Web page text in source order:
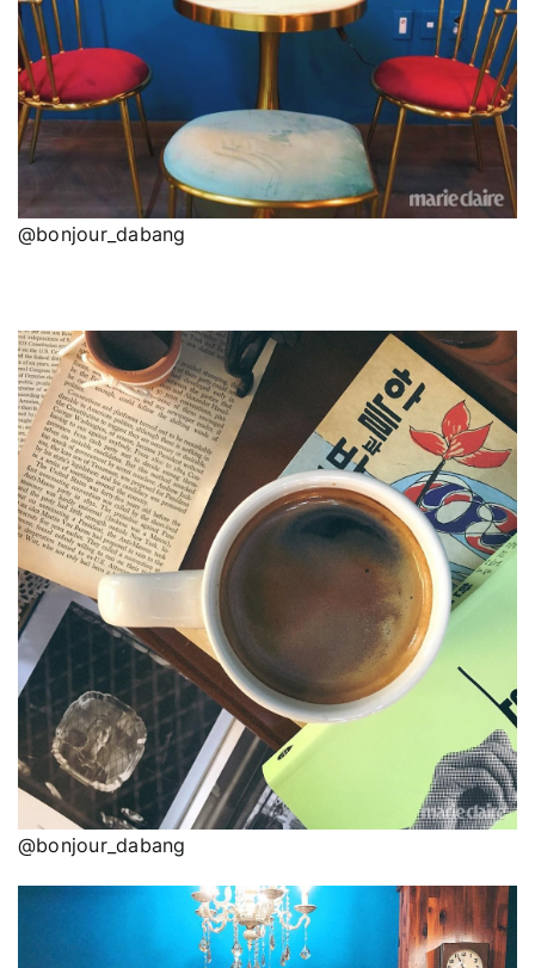
@bonjour_dabang
@bonjour_dabang